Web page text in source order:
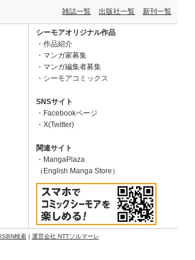
雑誌一覧 出版社一覧 新刊一覧
シーモアオリジナル作品
作品紹介
マンガ家募集
マンガ編集者募集
シーモアコミックス
SNSサイト
Facebookページ
X(Twitter)
関連サイト
MangaPlaza
（English Manga Store）
ISBN検索| 運営会社 NTTソルマーレ